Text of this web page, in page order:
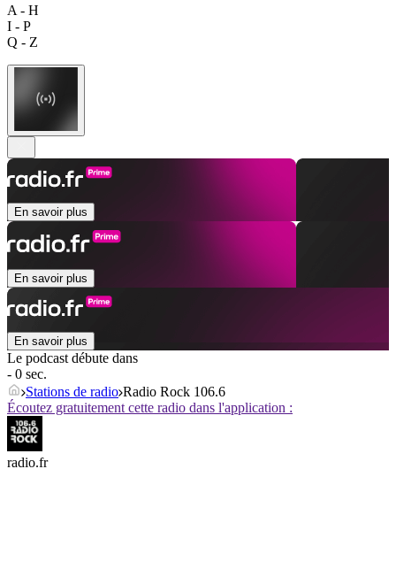
A - H
I - P
Q - Z
En savoir plus
En savoir plus
En savoir plus
Le podcast débute dans
- 0 sec.
Stations de radio Radio Rock 106.6
Écoutez gratuitement cette radio dans l'application :
radio.fr